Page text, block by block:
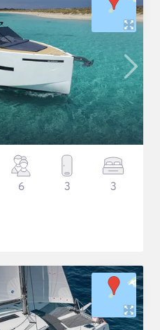
6 3 3